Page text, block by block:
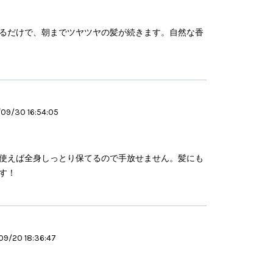
だけで、朝までツヤツヤの髪が続きます。自然な香
30 16:54:05
えば全身しっとり保てるので手放せません。髪にも
！
20 18:36:47